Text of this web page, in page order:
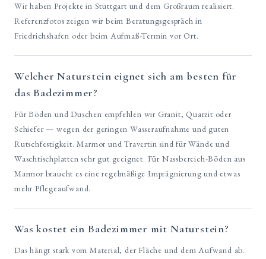
Wir haben Projekte in Stuttgart und dem Großraum realisiert.
Referenzfotos zeigen wir beim Beratungsgespräch in
Friedrichshafen oder beim Aufmaß-Termin vor Ort.
Welcher Naturstein eignet sich am besten für
das Badezimmer?
Für Böden und Duschen empfehlen wir Granit, Quarzit oder
Schiefer — wegen der geringen Wasseraufnahme und guten
Rutschfestigkeit. Marmor und Travertin sind für Wände und
Waschtischplatten sehr gut geeignet. Für Nassbereich-Böden aus
Marmor braucht es eine regelmäßige Imprägnierung und etwas
mehr Pflegeaufwand.
Was kostet ein Badezimmer mit Naturstein?
Das hängt stark vom Material, der Fläche und dem Aufwand ab.